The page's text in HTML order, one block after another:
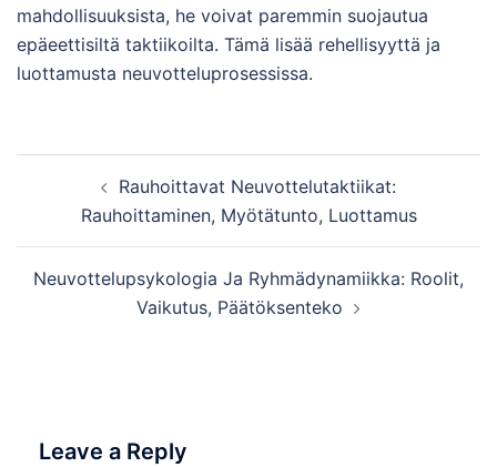
mahdollisuuksista, he voivat paremmin suojautua
epäeettisiltä taktiikoilta. Tämä lisää rehellisyyttä ja
luottamusta neuvotteluprosessissa.
navigationRauhoittavat Neuvottelutaktiikat:
Rauhoittaminen, Myötätunto, Luottamus
Neuvottelupsykologia Ja Ryhmädynamiikka: Roolit,
Vaikutus, Päätöksenteko
Leave a Reply